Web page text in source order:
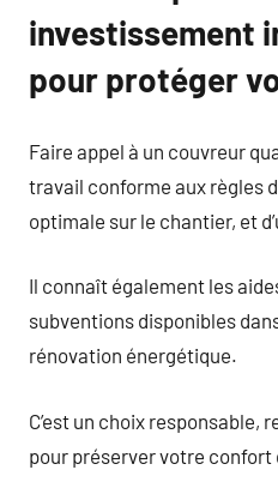
investissement
pour protéger
Faire appel à un couvreur
travail conforme aux règles
optimale sur le chantier, et
Il connaît également les
subventions disponibles
rénovation énergétique.
C’est un choix responsable,
pour préserver votre confort